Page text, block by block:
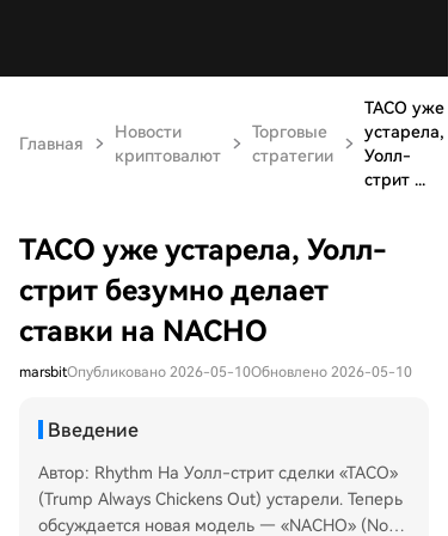
Главная
Новости
криптовалют
Торговые
стратегии
TACO уже
устарела,
Уолл-
стрит ...
TACO уже устарела, Уолл-
стрит безумно делает
ставки на NACHO
marsbitОпубликовано 2026-05-10Обновлено 2026-05-10
Введение
Автор: Rhythm На Уолл-стрит сделки «TACO»
(Trump Always Chickens Out) устарели. Теперь
обсуждается новая модель — «NACHO» (Not A